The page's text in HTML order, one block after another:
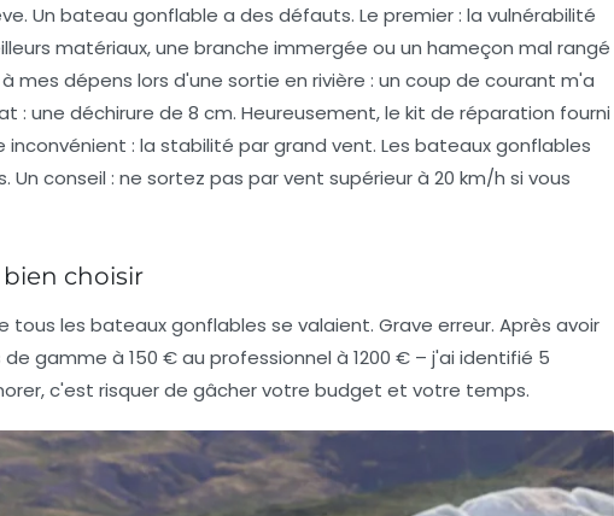
Un bateau gonflable a des défauts. Le premier : la vulnérabilité
matériaux, une branche immergée ou un hameçon mal rangé
mes dépens lors d'une sortie en rivière : un coup de courant m'a
: une déchirure de 8 cm. Heureusement, le kit de réparation fourni
: la stabilité par grand vent. Les bateaux gonflables
Un conseil : ne sortez pas par vent supérieur à 20 km/h si vous
bien choisir
tous les bateaux gonflables se valaient. Grave erreur. Après avoir
gamme à 150 € au professionnel à 1200 € – j'ai identifié 5
c'est risquer de gâcher votre budget et votre temps.